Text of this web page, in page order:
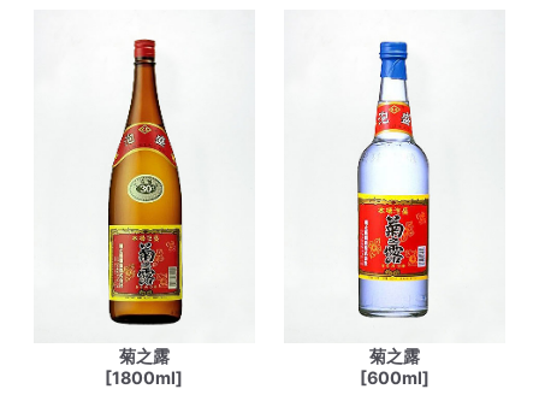
菊之露
[1800ml]
菊之露
[600ml]